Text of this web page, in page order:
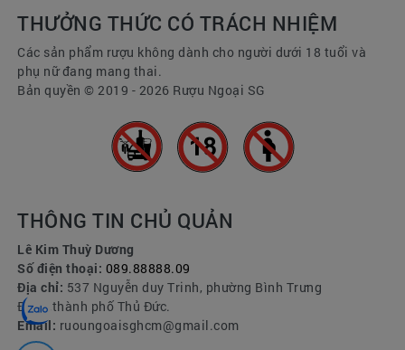
Webside:ruoungoaisg.vn hoặc Hotline: 089 888 88
Rượu Ngoại Saigon - Cửa hàng Rượu & Thực
Chuyên phân phối các dòng rượu Cognac ,
Whisky , Whisky Nhật , Rượu Mơ , Rượu Phong
🐲Website: https://ruoungoaisg.vn
🐲Hotline: 0898888809
🐲Group Zalo cho sỉ / CTV ( vui lòng ib cho admin
trước khi tham gia)
https://zalo.me/g/btgxgn269
🐲 Group Facebook:
THƯỞNG THỨC CÓ TRÁCH NHIỆM
Các sản phẩm rượu không dành cho người dưới 18 tuổi và
phụ nữ đang mang thai.
Bản quyền © 2019 - 2026 Rượu Ngoại SG
THÔNG TIN CHỦ QUẢN
Lê Kim Thuỳ Dương
Số điện thoại: 089.88888.09
Địa chỉ: 537 Nguyễn duy Trinh, phường Bình Trưng
Đông,thành phố Thủ Đức.
Email: ruoungoaisghcm@gmail.com